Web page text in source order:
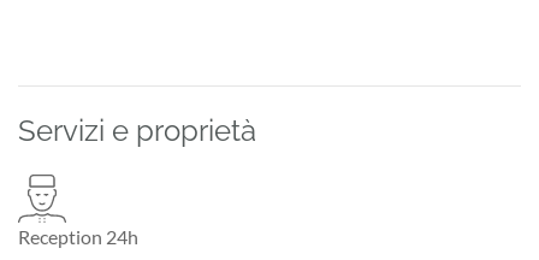
Servizi e proprietà
Reception 24h